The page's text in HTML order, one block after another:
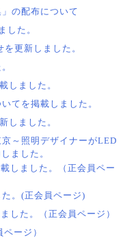
の配布について
した。
更新しました。
しました。
てを掲載しました。
しました。
～照明デザイナーがLED
ました。
しました。（正会員ペー
。(正会員ページ)
した。（正会員ページ）
ージ）